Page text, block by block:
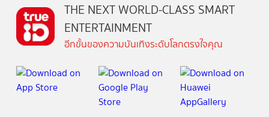
THE NEXT WORLD-CLASS SMART
ENTERTAINMENT
อีกขั้นของความบันเทิงระดับโลกตรงใจคุณ